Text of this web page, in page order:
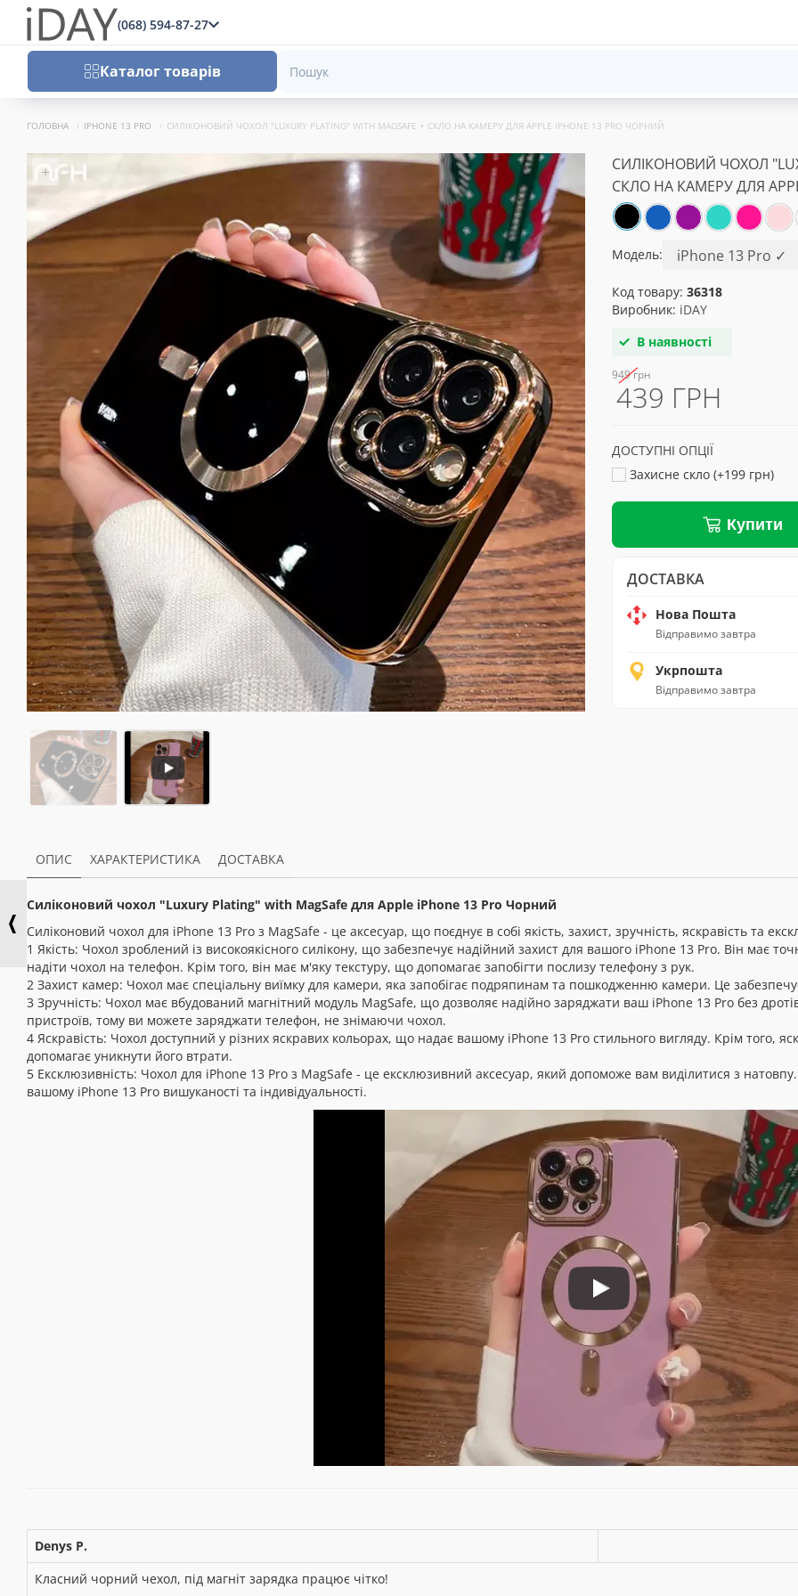
(068) 594-87-27
Каталог товарів
ГОЛОВНА IPHONE 13 PRO СИЛІКОНОВИЙ ЧОХОЛ "LUXURY PLATING" WITH MAGSAFE + СКЛО НА КАМЕРУ ДЛЯ APPLE IPHONE 13 PRO ЧОРНИЙ
+
СИЛІКОНОВИЙ ЧОХОЛ
СКЛО НА КАМЕРУ ДЛЯ
Модель:
Код товару: 36318
Виробник: iDAY
В наявності
949 грн
439 ГРН
ДОСТУПНІ ОПЦІЇ
Захисне скло (+199 грн)
Купити
ДОСТАВКА
Нова Пошта
Відправимо завтра
Укрпошта
Відправимо завтра
ОПИС ХАРАКТЕРИСТИКА ДОСТАВКА
Силіконовий чохол "Luxury Plating" with MagSafe для Apple iPhone 13 Pro Чорний
Силіконовий чохол для iPhone 13 Pro з MagSafe - це аксесуар, що поєднує в собі якість, захист, зручність, яскравість та
1 Якість: Чохол зроблений із високоякісного силікону, що забезпечує надійний захист для вашого iPhone 13 Pro. Він має
надіти чохол на телефон. Крім того, він має м'яку текстуру, що допомагає запобігти послизу телефону з рук.
2 Захист камер: Чохол має спеціальну виїмку для камери, яка запобігає подряпинам та пошкодженню камери. Це
3 Зручність: Чохол має вбудований магнітний модуль MagSafe, що дозволяє надійно заряджати ваш iPhone 13 Pro без
пристроїв, тому ви можете заряджати телефон, не знімаючи чохол.
4 Яскравість: Чохол доступний у різних яскравих кольорах, що надає вашому iPhone 13 Pro стильного вигляду. Крім того,
допомагає уникнути його втрати.
5 Ексклюзивність: Чохол для iPhone 13 Pro з MagSafe - це ексклюзивний аксесуар, який допоможе вам виділитися з
вашому iPhone 13 Pro вишуканості та індивідуальності.
Denys P.
Класний чорний чехол, під магніт зарядка працює чітко!